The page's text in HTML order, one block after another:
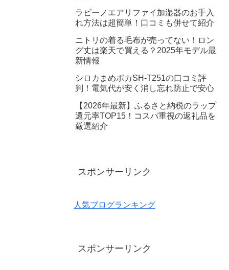
ラビーノエアリファイ加湿器のお手入
れ方法は超簡単！口コミも併せて紹介
ニトリの着る毛布が売ってない！ロン
グ丈は楽天で買える？2025年モデル最
新情報
シロカまめポカSH-T251の口コミ評
判！電気代が安く消し忘れ防止で安心
【2026年最新】ふるさと納税のラップ
還元率TOP15！コスパ重視の返礼品を
厳選紹介
スポンサーリンク
人気ブログランキング
スポンサーリンク